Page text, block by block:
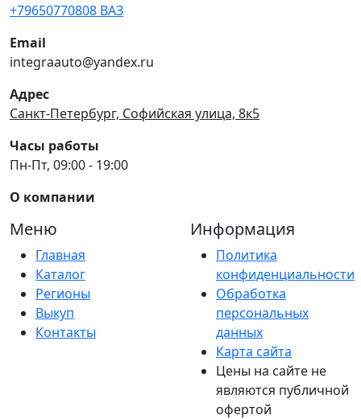
+79650770808 ВАЗ
Email
integraauto@yandex.ru
Адрес
Санкт-Петербург, Софийская улица, 8к5
Часы работы
Пн-Пт, 09:00 - 19:00
О компании
Меню
Главная
Каталог
Регионы
Выкуп
Контакты
Информация
Политика
конфиденциальности
Обработка
персональных
данных
Карта сайта
Цены на сайте не
являются публичной
офертой